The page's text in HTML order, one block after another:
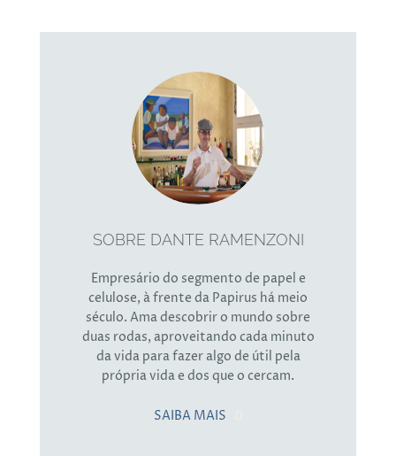
SOBRE DANTE RAMENZONI
Empresário do segmento de papel e
celulose, à frente da Papirus há meio
século. Ama descobrir o mundo sobre
duas rodas, aproveitando cada minuto
da vida para fazer algo de útil pela
própria vida e dos que o cercam.
SAIBA MAIS